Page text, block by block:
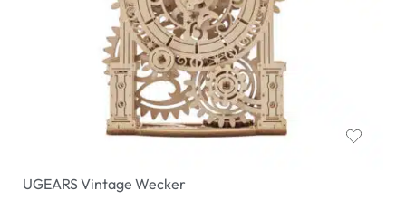
UGEARS Vintage Wecker